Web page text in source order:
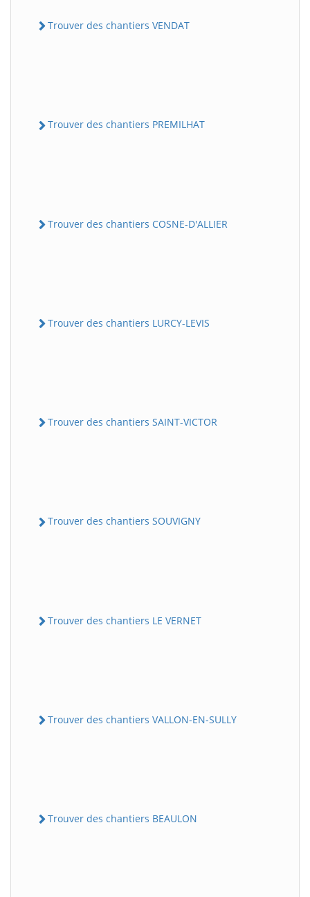
Trouver des chantiers VENDAT
Trouver des chantiers PREMILHAT
Trouver des chantiers COSNE-D'ALLIER
Trouver des chantiers LURCY-LEVIS
Trouver des chantiers SAINT-VICTOR
Trouver des chantiers SOUVIGNY
Trouver des chantiers LE VERNET
Trouver des chantiers VALLON-EN-SULLY
Trouver des chantiers BEAULON